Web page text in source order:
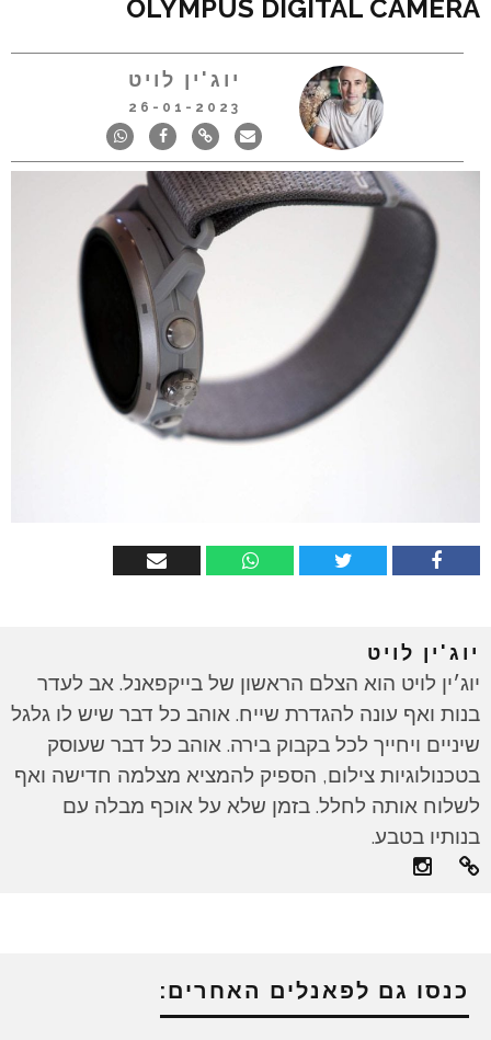
OLYMPUS DIGITAL CAMERA
יוג'ין לויט
26-01-2023
יוג'ין לויט
יוג׳ין לויט הוא הצלם הראשון של בייקפאנל. אב לעדר
בנות ואף עונה להגדרת שייח. אוהב כל דבר שיש לו גלגל
שיניים ויחייך לכל בקבוק בירה. אוהב כל דבר שעוסק
בטכנולוגיות צילום, הספיק להמציא מצלמה חדישה ואף
לשלוח אותה לחלל. בזמן שלא על אוכף מבלה עם
בנותיו בטבע.
כנסו גם לפאנלים האחרים: